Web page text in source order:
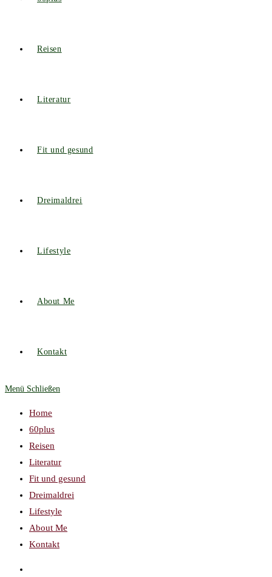
Reisen
Literatur
Fit und gesund
Dreimaldrei
Lifestyle
About Me
Kontakt
Menü Schließen
Home
60plus
Reisen
Literatur
Fit und gesund
Dreimaldrei
Lifestyle
About Me
Kontakt